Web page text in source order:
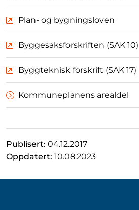
Plan- og bygningsloven
Byggesaksforskriften (SAK 10)
Byggteknisk forskrift (SAK 17)
Kommuneplanens arealdel
Publisert: 04.12.2017
Oppdatert: 10.08.2023